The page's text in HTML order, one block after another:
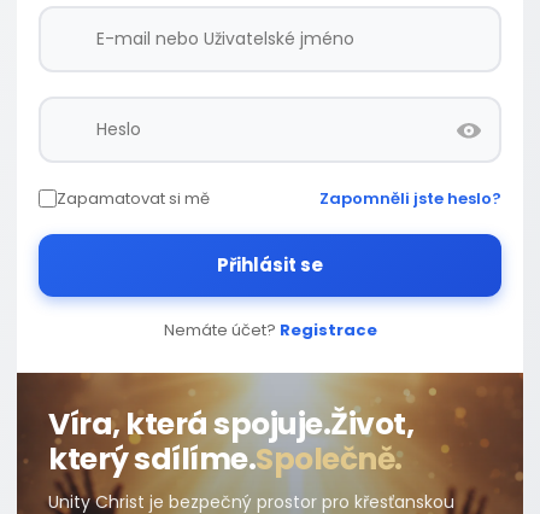
Zapamatovat si mě Zapomněli jste heslo?
Přihlásit se
Nemáte účet? Registrace
Víra, která spojuje.Život,
který sdílíme.Společně.
Unity Christ je bezpečný prostor pro křesťanskou